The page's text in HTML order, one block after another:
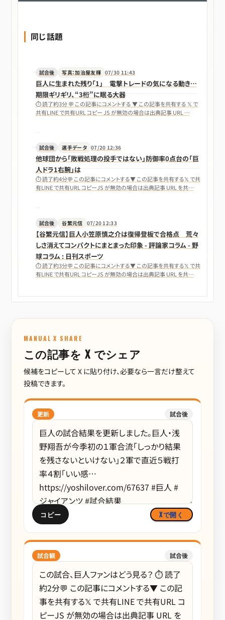
同じ話題
試合後 写真：加治屋友輝 07/30 11:43
巨人に生まれた残り「1」 電撃トレードの気になる動き…
期限ギリギリ、“3桁”に眠る大器
⏱ 読了約3分 💬 この記事にコメントする ▼ この記事を共有する 𝕏 で
共有LINE で共有URL コピー JS が無効の場合は出典記事 URL …
試合後 選手データ 07/20 12:36
他球団から「敗戦処理の投手ではない」防御率0点台の「巨
人ドラ1右腕」は
⏱ 読了約4分💬 この記事にコメントする▼ この記事を共有する𝕏 で共
有LINE で共有URL コピーJS が無効の場合は出典記事 URL を共…
試合後 谷繁元信 07/20 12:33
【谷繁元信】巨人小笠原慎之介は復帰登板で合格点 荒々
しさ消えてコンパクトにまとまった印象 - 評論家コラム - 野
球コラム : 日刊スポーツ
⏱ 読了約3分💬 この記事にコメントする▼ この記事を共有する𝕏 で共
有LINE で共有URL コピーJS が無効の場合は出典記事 URL を共…
MANUAL X SHARE
この記事を X でシェア
候補をコピーして X に貼り付け、必要なら一言だけ整えて
投稿できます。
更新 試合後
コピー Xで開く
試合観 試合後